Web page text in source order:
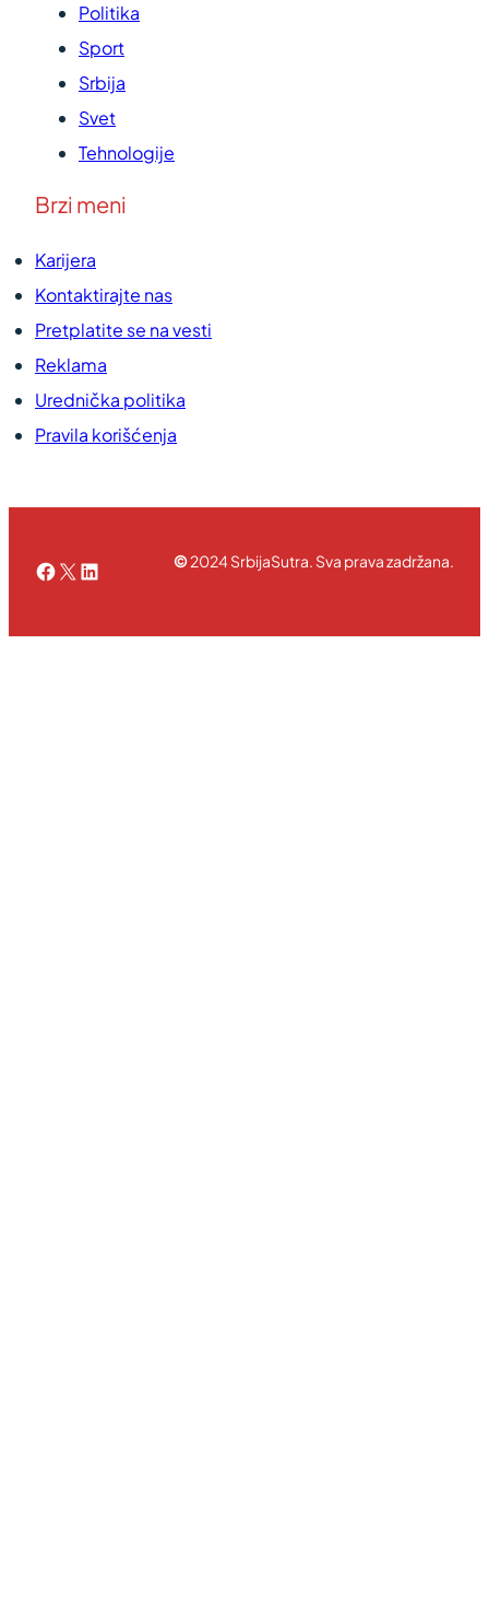
Politika
Sport
Srbija
Svet
Tehnologije
Brzi meni
Karijera
Kontaktirajte nas
Pretplatite se na vesti
Reklama
Urednička politika
Pravila korišćenja
Facebook
X LinkedIn©2024 SrbijaSutra. Sva prava zadržana.